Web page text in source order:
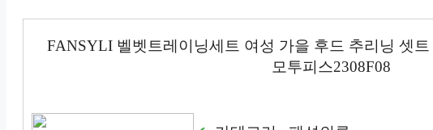
FANSYLI 벨벳트레이닝세트 여성 가을 후드 추리닝 셋
모투피스2308F08